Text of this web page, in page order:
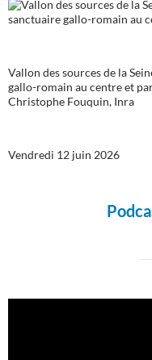
Vallon des sources de la
gallo-romain au centre et
Christophe Fouquin, Inra
Vendredi 12 juin 2026